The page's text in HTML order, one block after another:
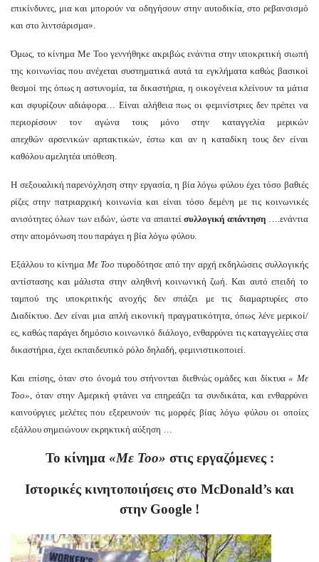
επικίνδυνες, μια και μπορούν να οδηγήσουν στην αυτοδικία, στο ρεβανσισμό
και στο λιντσάρισμα».
Όμως, το κίνημα Me Τοο γεννήθηκε ακριβώς ενάντια στην υποκριτική σιωπή
της κοινωνίας που ανέχεται συστηματικά αυτά τα εγκλήματα καθώς βασικοί
θεσμοί της όπως η αστυνομία, τα δικαστήρια, η οικογένειακλείνουν τα μάτια
και σφυρίζουν αδιάφορα… Είναι αλήθεια πως οι φεμινίστριες δεν πρέπει να
περιορίσουν τον αγώνα τους μόνο στην καταγγελία μερικών
απεχθών αρσενικών αρπακτικών,έστω και αν η καταδίκη τους δεν είναι
καθόλου αμελητέα υπόθεση.
Η σεξουαλική παρενόχληση στην εργασία, η βία λόγω φύλου έχει τόσο βαθιές
ρίζες στην πατριαρχική κοινωνία και είναι τόσο δεμένη με τις κοινωνικές
ανισότητες όλων των ειδών, ώστε να απαιτείσυλλογική απάντηση ….ενάντια
στην απομόνωση που παράγει η βία λόγω φύλου.
Εξάλλου το κίνημα Με Τοο πυροδότησε από την αρχή εκδηλώσεις συλλογικής
αντίστασης και μάλιστα στην αληθινή κοινωνική ζωή. Και αυτό επειδή το
ταμπού της υποκριτικής ανοχής δεν σπάζει με τις διαμαρτυρίες στο
Διαδίκτυο. Δεν είναι μια απλή εικονική πραγματικότητα, όπως λένε μερικοί/
ες, καθώς παράγει δημόσιο κοινωνικό διάλογο, ενθαρρύνει τις καταγγελίες στα
δικαστήρια, έχει εκπαιδευτικό ρόλο δηλαδή, φεμινιστικοποιεί.
Και επίσης, όταν στο όνομά του στήνονται διεθνώς ομάδες και δίκτυα« Με
Τοο» , όταν στην Αμερική φτάνει να επηρεάζει τα συνδικάτα, και ενθαρρύνει
καινούργιες μελέτες που εξερευνούν τις μορφές βίας λόγω φύλου οι οποίες
εξάλλου σημειώνουν εκρηκτική αύξηση …
Το κίνημα «Με Τοο» στις εργαζόμενες :
Ιστορικές κινητοποιήσεις στο McDonald’s και
στην Google !